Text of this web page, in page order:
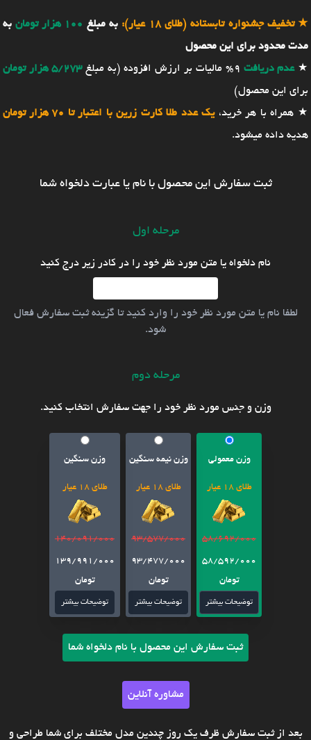
★تخفیف جشنواره تابستانه (طلای 18 عیار): به مبلغ 100 هزار تومان
به
مدت محدود برای این محصول
★عدم دریافت 9% مالیات بر ارزش افزوده (به مبلغ
5/273 هزار تومان
برای این محصول)
★ همراه با هر خرید،یک عدد طلا کارت زرین با اعتبار تا 70 هزار تومان
هدیه داده میشود.
ثبت سفارش این محصول با نام یا عبارت دلخواه شما
مرحله اول
نام دلخواه یا متن مورد نظر خود را در کادر زیر درج کنید
لطفا نام یا متن مورد نظر خود را وارد کنید تا گزینه ثبت سفارش فعال
شود.
مرحله دوم
وزن و جنس مورد نظر خود را جهت سفارش انتخاب کنید.
وزن معمولی
طلای 18 عیار
58/692/000
58/592/000
تومان
توضیحات بیشتر
وزن نیمه سنگین
طلای 18 عیار
93/577/000
93/477/000
تومان
توضیحات بیشتر
وزن سنگین
طلای 18 عیار
140/091/000
139/991/000
تومان
توضیحات بیشتر
ثبت سفارش این محصول با نام دلخواه شما
مشاوره آنلاین
بعد از ثبت سفارش ظرف یک روز چندین مدل مختلف برای شما طراحی و